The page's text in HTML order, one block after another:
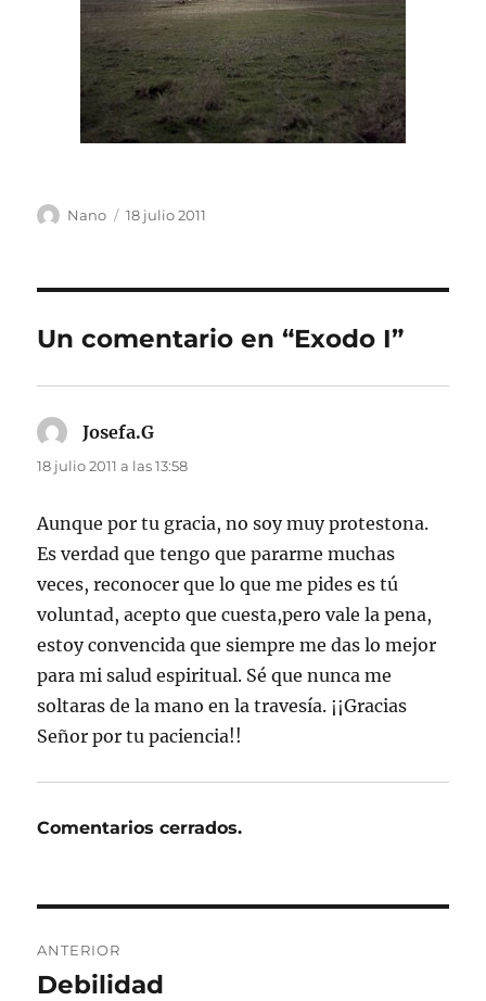
Autor
Nano
Publicado
18 julio 2011
Un comentario en “Exodo I”
Josefa.G
18 julio 2011 a las 13:58
Aunque por tu gracia, no soy muy protestona.
Es verdad que tengo que pararme muchas
veces, reconocer que lo que me pides es tú
voluntad, acepto que cuesta,pero vale la pena,
estoy convencida que siempre me das lo mejor
para mi salud espiritual. Sé que nunca me
soltaras de la mano en la travesía. ¡¡Gracias
Señor por tu paciencia!!
Comentarios cerrados.
de
ANTERIOR
Entrada
Debilidad